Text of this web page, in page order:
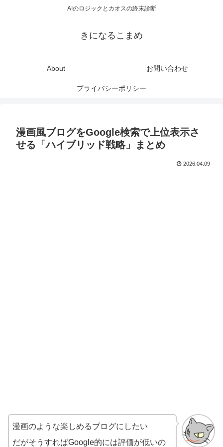
AIのロジックとカオスの終末診断
きになるこまめ
About お問い合わせ
プライバシーポリシー
漫画風ブログをGoogle検索で上位表示さ
せる「ハイブリッド戦略」まとめ
2026.04.09
漫画のような楽しめるブログにしたい
だがそうすればGoogle的には評価が低いの